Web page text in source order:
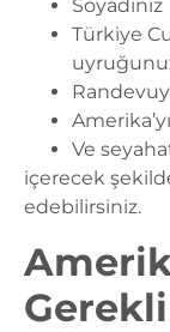
Soyadınız
Türkiye
Ve
içerecek
edebilirsiniz.